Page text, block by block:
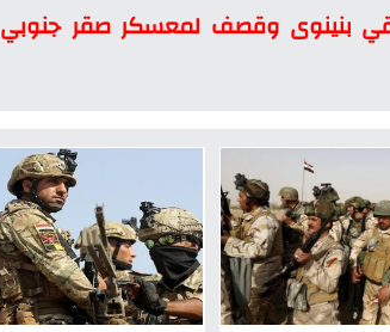
بنينوى وقصف لمعسكر صقر جنوبي